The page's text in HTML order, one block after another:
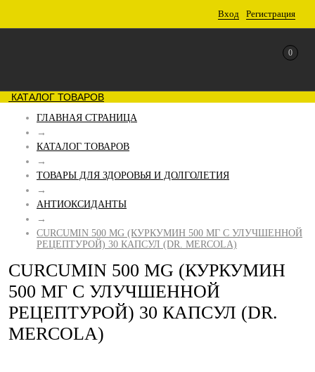
Вход Регистрация
0
КАТАЛОГ ТОВАРОВ
ГЛАВНАЯ СТРАНИЦА
→
КАТАЛОГ ТОВАРОВ
→
ТОВАРЫ ДЛЯ ЗДОРОВЬЯ И ДОЛГОЛЕТИЯ
→
АНТИОКСИДАНТЫ
→
CURCUMIN 500 MG (КУРКУМИН 500 МГ С УЛУЧШЕННОЙ
РЕЦЕПТУРОЙ) 30 КАПСУЛ (DR. MERCOLA)
CURCUMIN 500 MG (КУРКУМИН
500 МГ С УЛУЧШЕННОЙ
РЕЦЕПТУРОЙ) 30 КАПСУЛ (DR.
MERCOLA)